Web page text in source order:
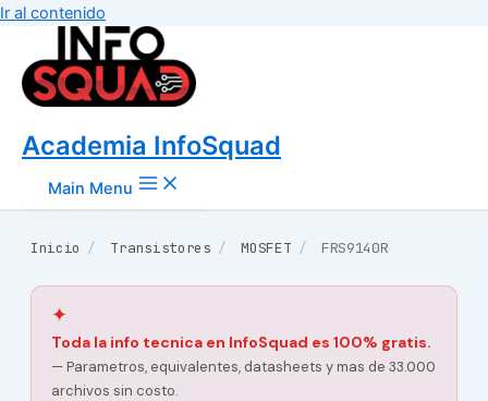
Ir al contenido
Academia InfoSquad
Main Menu
Inicio / Transistores / MOSFET / FRS9140R
✦
Toda la info tecnica en InfoSquad es 100% gratis.
— Parametros, equivalentes, datasheets y mas de 33.000
archivos sin costo.